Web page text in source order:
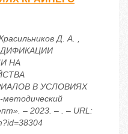
Д. А. ,
НА
В УСЛОВИЯХ
– 2023. – . – URL: